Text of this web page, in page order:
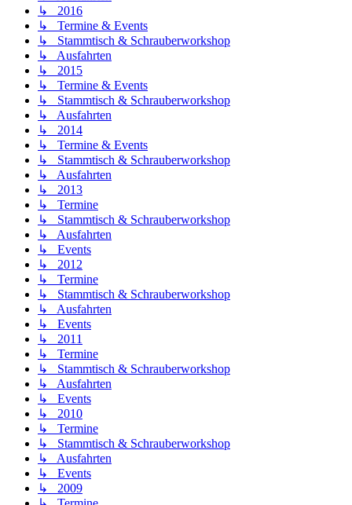
↳ 2016
↳ Termine & Events
↳ Stammtisch & Schrauberworkshop
↳ Ausfahrten
↳ 2015
↳ Termine & Events
↳ Stammtisch & Schrauberworkshop
↳ Ausfahrten
↳ 2014
↳ Termine & Events
↳ Stammtisch & Schrauberworkshop
↳ Ausfahrten
↳ 2013
↳ Termine
↳ Stammtisch & Schrauberworkshop
↳ Ausfahrten
↳ Events
↳ 2012
↳ Termine
↳ Stammtisch & Schrauberworkshop
↳ Ausfahrten
↳ Events
↳ 2011
↳ Termine
↳ Stammtisch & Schrauberworkshop
↳ Ausfahrten
↳ Events
↳ 2010
↳ Termine
↳ Stammtisch & Schrauberworkshop
↳ Ausfahrten
↳ Events
↳ 2009